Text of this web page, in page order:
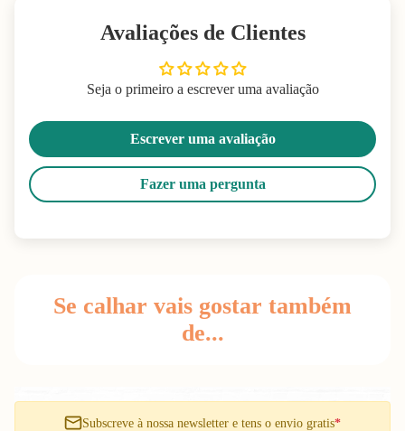
Avaliações de Clientes
Seja o primeiro a escrever uma avaliação
Escrever uma avaliação
Fazer uma pergunta
Se calhar vais gostar também
de...
Subscreve à nossa newsletter e tens o envio gratis*